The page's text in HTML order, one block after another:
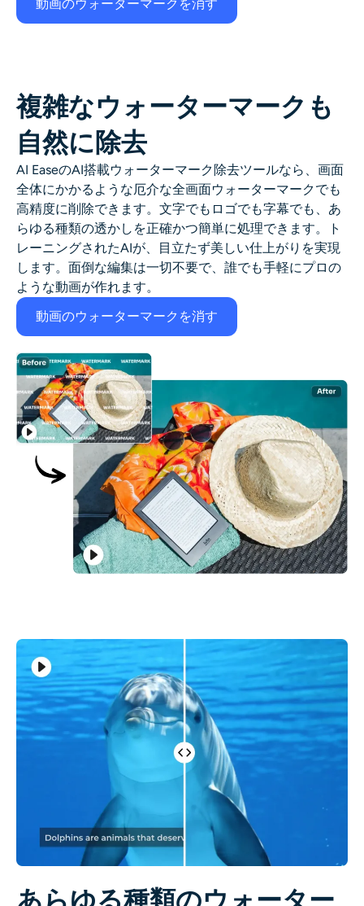
動画のウォーターマークを消す
複雑なウォーターマークも
自然に除去
AI EaseのAI搭載ウォーターマーク除去ツールなら、画面
全体にかかるような厄介な全画面ウォーターマークでも
高精度に削除できます。文字でもロゴでも字幕でも、あ
らゆる種類の透かしを正確かつ簡単に処理できます。ト
レーニングされたAIが、目立たず美しい仕上がりを実現
します。面倒な編集は一切不要で、誰でも手軽にプロの
ような動画が作れます。
動画のウォーターマークを消す